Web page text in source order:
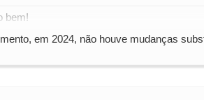
bem!
em 2024, não houve mudanças